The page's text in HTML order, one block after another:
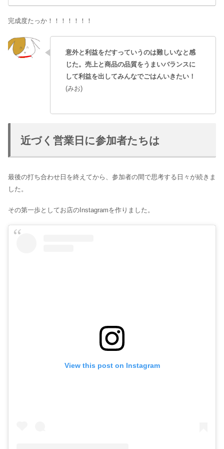
完成度たっか！！！！！！！
意外と利益をだすっていうのは難しいなと感
じた。売上と商品の品質をうまいバランスに
して利益を出してみんなでごはんいきたい！
(みお)
近づく営業日に参加者たちは
最後の打ち合わせ日を終えてから、参加者の間で思考する日々が続きま
した。
その第一歩としてお店のInstagramを作りました。
View this post on Instagram